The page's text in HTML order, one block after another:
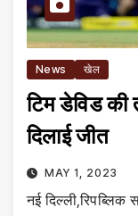
News खेल
टिम डेविड की
दिलाई जीत
MAY 1, 2023
नई